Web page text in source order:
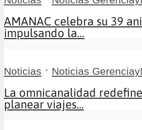
AMANAC celebra su 39
impulsando la...
Noticias • Noticias
La omnicanalidad
planear viajes...